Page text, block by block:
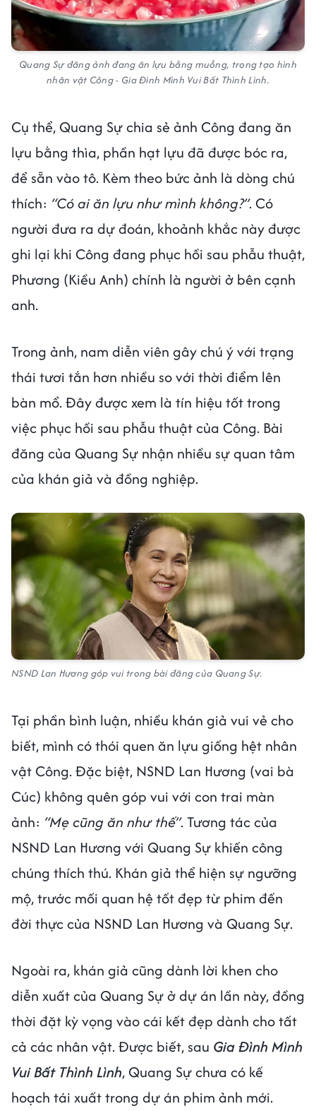
Quang Sự đăng ảnh đang ăn lựu bằng muỗng, trong tạo hình
nhân vật Công - Gia Đình Mình Vui Bất Thình Lình.
Cụ thể, Quang Sự chia sẻ ảnh Công đang ăn
lựu bằng thìa, phần hạt lựu đã được bóc ra,
để sẵn vào tô. Kèm theo bức ảnh là dòng chú
thích: “Có ai ăn lựu như mình không?”. Có
người đưa ra dự đoán, khoảnh khắc này được
ghi lại khi Công đang phục hồi sau phẫu thuật,
Phương (Kiều Anh) chính là người ở bên cạnh
anh.
Trong ảnh, nam diễn viên gây chú ý với trạng
thái tươi tắn hơn nhiều so với thời điểm lên
bàn mổ. Đây được xem là tín hiệu tốt trong
việc phục hồi sau phẫu thuật của Công. Bài
đăng của Quang Sự nhận nhiều sự quan tâm
của khán giả và đồng nghiệp.
NSND Lan Hương góp vui trong bài đăng của Quang Sự.
Tại phần bình luận, nhiều khán giả vui vẻ cho
biết, mình có thói quen ăn lựu giống hệt nhân
vật Công. Đặc biệt, NSND Lan Hương (vai bà
Cúc) không quên góp vui với con trai màn
ảnh: “Mẹ cũng ăn như thế”. Tương tác của
NSND Lan Hương với Quang Sự khiến công
chúng thích thú. Khán giả thể hiện sự ngưỡng
mộ, trước mối quan hệ tốt đẹp từ phim đến
đời thực của NSND Lan Hương và Quang Sự.
Ngoài ra, khán giả cũng dành lời khen cho
diễn xuất của Quang Sự ở dự án lần này, đồng
thời đặt kỳ vọng vào cái kết đẹp dành cho tất
cả các nhân vật. Được biết, sau Gia Đình Mình
Vui Bất Thình Lình, Quang Sự chưa có kế
hoạch tái xuất trong dự án phim ảnh mới.